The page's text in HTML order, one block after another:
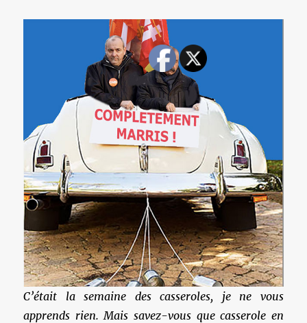
C’était la semaine des casseroles, je ne vous
apprends rien. Mais savez-vous que casserole en